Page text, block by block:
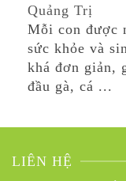
Quảng Trị
Mỗi con được
sức khỏe và
khá đơn giản,
đầu gà, cá ...
LIÊN HỆ